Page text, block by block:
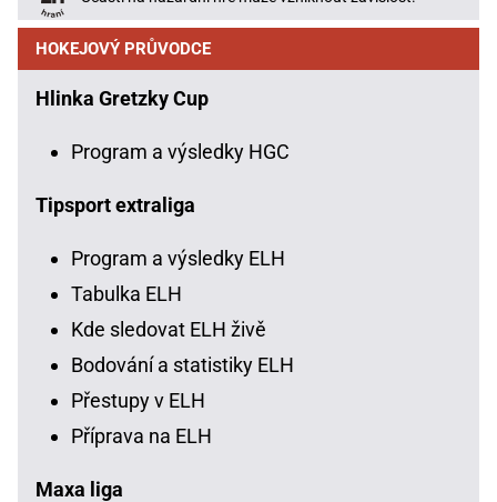
HOKEJOVÝ PRŮVODCE
Hlinka Gretzky Cup
Program a výsledky HGC
Tipsport extraliga
Program a výsledky ELH
Tabulka ELH
Kde sledovat ELH živě
Bodování a statistiky ELH
Přestupy v ELH
Příprava na ELH
Maxa liga